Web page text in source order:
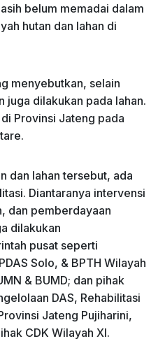
belum memadai dalam
hutan dan lahan di
menyebutkan, selain
juga dilakukan pada lahan.
Provinsi Jateng pada
dan lahan tersebut, ada
Diantaranya intervensi
dan pemberdayaan
dilakukan
pusat seperti
Solo, & BPTH Wilayah
& BUMD; dan pihak
DAS, Rehabilitasi
Jateng Pujiharini,
CDK Wilayah XI.